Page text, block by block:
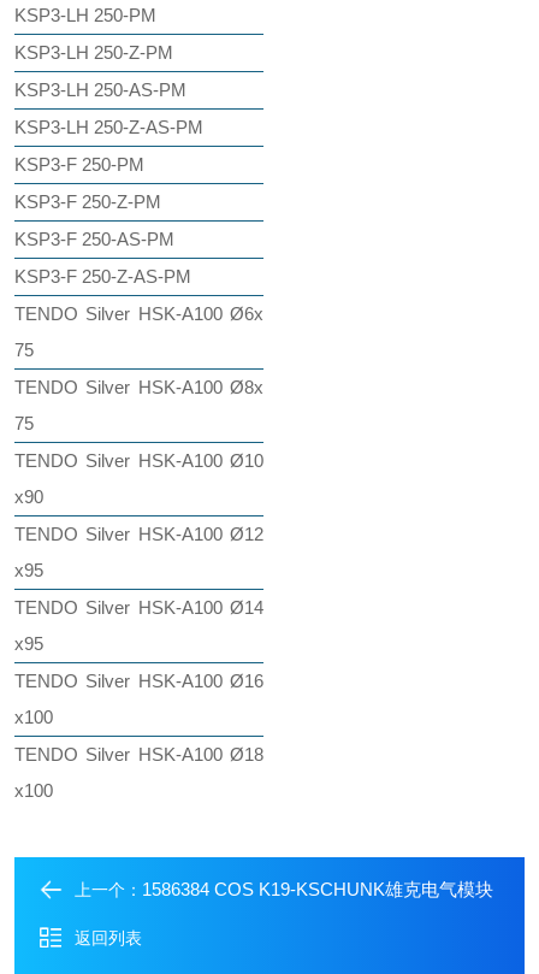
KSP3-LH 250-PM
KSP3-LH 250-Z-PM
KSP3-LH 250-AS-PM
KSP3-LH 250-Z-AS-PM
KSP3-F 250-PM
KSP3-F 250-Z-PM
KSP3-F 250-AS-PM
KSP3-F 250-Z-AS-PM
TENDO Silver HSK-A100 Ø6x
75
TENDO Silver HSK-A100 Ø8x
75
TENDO Silver HSK-A100 Ø10
x90
TENDO Silver HSK-A100 Ø12
x95
TENDO Silver HSK-A100 Ø14
x95
TENDO Silver HSK-A100 Ø16
x100
TENDO Silver HSK-A100 Ø18
x100
上一个： 1586384 COS K19-KSCHUNK雄克电气模块
返回列表